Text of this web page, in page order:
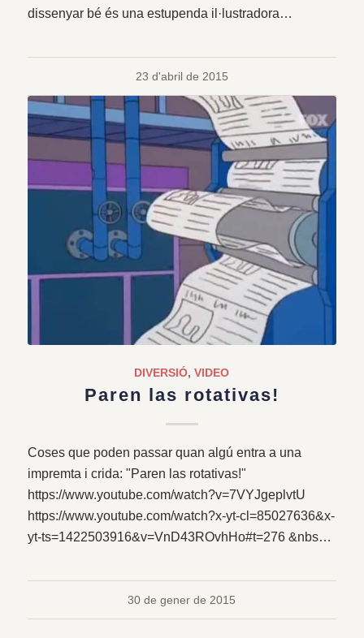
dissenyar bé és una estupenda il·lustradora…
23 d'abril de 2015
DIVERSIÓ,VIDEO
Paren las rotativas!
Coses que poden passar quan algú entra a una
impremta i crida: "Paren las rotativas!"
https://www.youtube.com/watch?v=7VYJgeplvtU
https://www.youtube.com/watch?x-yt-cl=85027636&x-
yt-ts=1422503916&v=VnD43ROvhHo#t=276 &nbs…
30 de gener de 2015